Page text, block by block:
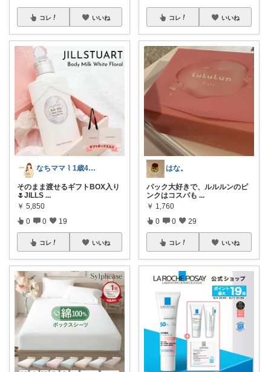
コレ いいね
なちママ ⌇ 1歳4歳ママ
そのまま渡せるギフトBOX入り
🌷JILLS ...
￥ 5,850
0 0 19
コレ いいね
コレ いいね
はな。
パック大好きで、ルルルンのピ
ンクはコスパも ...
￥ 1,760
0 0 29
コレ いいね